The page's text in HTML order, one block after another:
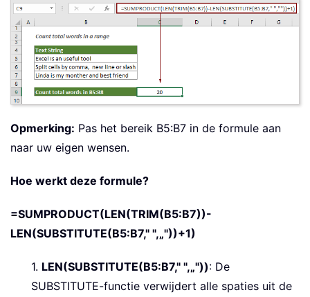
Opmerking: Pas het bereik B5:B7 in de formule aan
naar uw eigen wensen.
Hoe werkt deze formule?
=SUMPRODUCT(LEN(TRIM(B5:B7))-
LEN(SUBSTITUTE(B5:B7," ",„"))+1)
1. LEN(SUBSTITUTE(B5:B7," ",„")): De
SUBSTITUTE-functie verwijdert alle spaties uit de